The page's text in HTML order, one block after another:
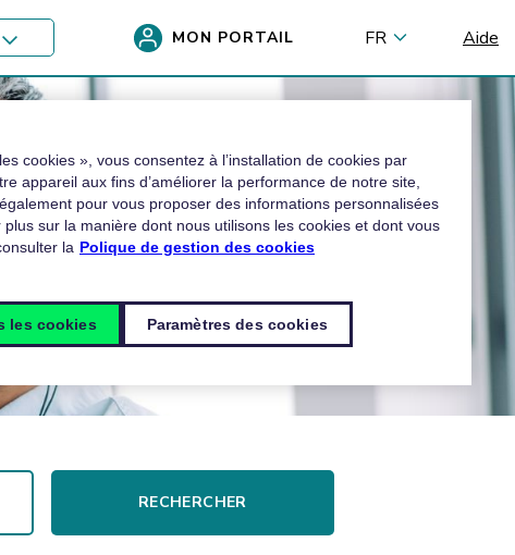
MON PORTAIL FR Aide
RECHERCHER
cookies », vous consentez à l’installation de cookies par
appareil aux fins d’améliorer la performance de notre site,
pour vous proposer des informations personnalisées
sur la manière dont nous utilisons les cookies et dont vous
la Polique de gestion des cookies
Paramètres des cookies
les cookies